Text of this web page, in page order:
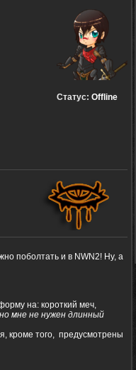
Статус: Offline
поболтать и в NWN2! Ну, а
на: короткий меч,
мне не нужен длинный
кроме того, предусмотрены